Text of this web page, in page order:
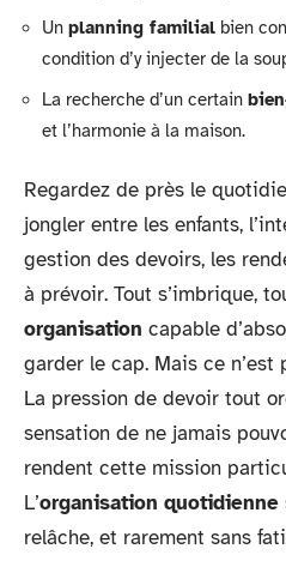
Un planning familial bien
condition d’y injecter de la
La recherche d’un certain
et l’harmonie à la maison.
Regardez de près le
jongler entre les enfants,
gestion des devoirs, les
à prévoir. Tout s’imbrique,
organisation capable
garder le cap. Mais ce n’est
La pression de devoir tout
sensation de ne jamais
rendent cette mission
L’organisation quotidienne
relâche, et rarement sans